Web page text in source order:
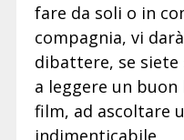
fare da soli o in
compagnia, vi
dibattere, se siete
a leggere un
film, ad ascoltare
indimenticabile